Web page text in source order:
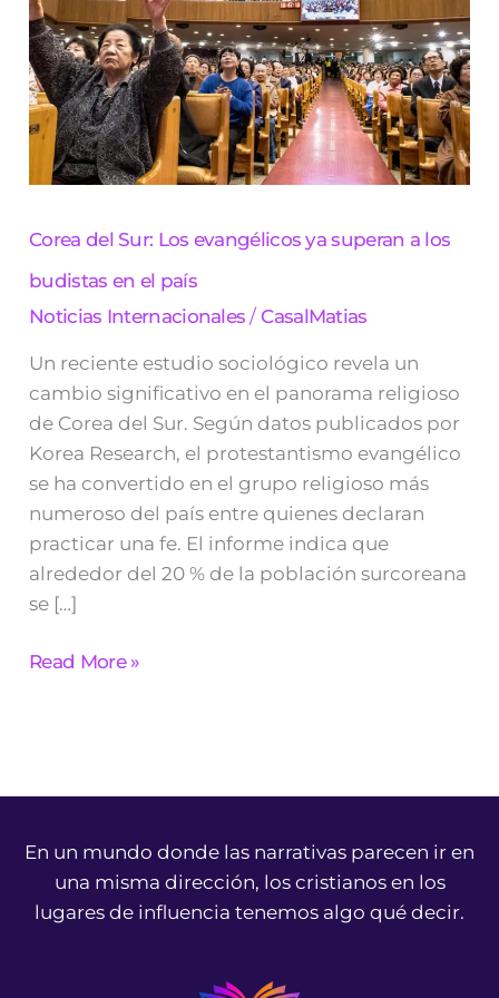
Corea del Sur: Los evangélicos ya superan a los
budistas en el país
Noticias Internacionales /CasalMatias
Un reciente estudio sociológico revela un
cambio significativo en el panorama religioso
de Corea del Sur. Según datos publicados por
Korea Research, el protestantismo evangélico
se ha convertido en el grupo religioso más
numeroso del país entre quienes declaran
practicar una fe. El informe indica que
alrededor del 20 % de la población surcoreana
se […]
Los
evangélicos
ya
superan
a
los
budistas
el
Read More »
En un mundo donde las narrativas parecen ir en
una misma dirección, los cristianos en los
lugares de influencia tenemos algo qué decir.